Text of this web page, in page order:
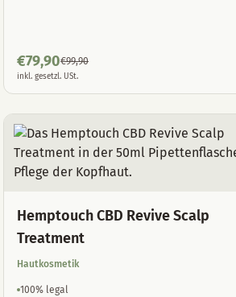
€79,90€99,90
inkl. gesetzl. USt.
Hemptouch CBD Revive Scalp
Treatment
Hautkosmetik
100% legal